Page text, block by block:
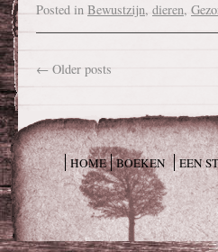
Posted in Bewustzijn, dieren,
← Older posts
HOME BOEKEN EEN